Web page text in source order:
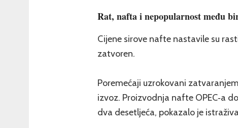
Rat, nafta i nepopularnost među
Cijene sirove nafte nastavile su
zatvoren.
Poremećaji uzrokovani
izvoz. Proizvodnja nafte OPEC‑a
dva desetljeća, pokazalo je